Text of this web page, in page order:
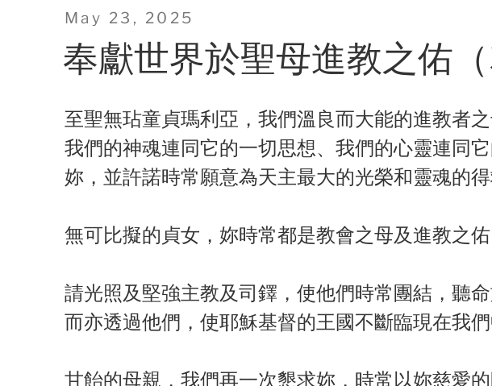
Posted
on
May 23, 2025
奉獻世界於聖母進教之佑（
至聖無玷童貞瑪利亞，我們溫良而大能的進教者
我們的神魂連同它的一切思想、我們的心靈連同
妳，並許諾時常願意為天主最大的光榮和靈魂的得
無可比擬的貞女，妳時常都是教會之母及進教之
請光照及堅強主教及司鐸，使他們時常團結，聽
而亦透過他們，使耶穌基督的王國不斷臨現在我們
甘飴的母親，我們再一次懇求妳，時常以妳慈愛